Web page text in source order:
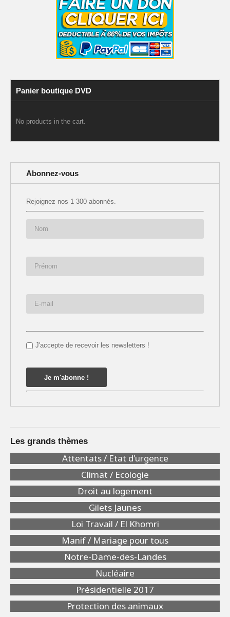
Panier boutique DVD
No products in the cart.
Abonnez-vous
Rejoignez nos 1 300 abonnés.
J'accepte de recevoir les newsletters !
Les grands thèmes
Attentats / Etat d'urgence
Climat / Ecologie
Droit au logement
Gilets Jaunes
Loi Travail / El Khomri
Manif / Mariage pour tous
Notre-Dame-des-Landes
Nucléaire
Présidentielle 2017
Protection des animaux